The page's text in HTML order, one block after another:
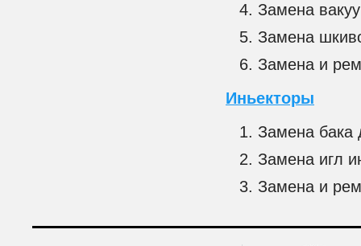
Замена
Замена
Замена и
Иньекторы
Замена бака
Замена игл
Замена и